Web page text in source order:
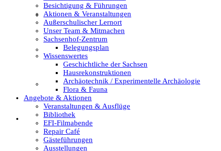
Wer ist wer
Mitglied werden
easyVerein
Kontakt
Besichtigung & Führungen
Aktionen & Veranstaltungen
Außerschulischer Lernort
Unser Team & Mitmachen
Sachsenhof-Zentrum
Belegungsplan
Wissenswertes
Geschichtliche der Sachsen
Hausrekonstruktionen
Archäotechnik / Experimentelle Archäologie
Flora & Fauna
Angebote & Aktionen
Veranstaltungen & Ausflüge
Bibliothek
EFI-Filmabende
Repair Café
Gästeführungen
Ausstellungen